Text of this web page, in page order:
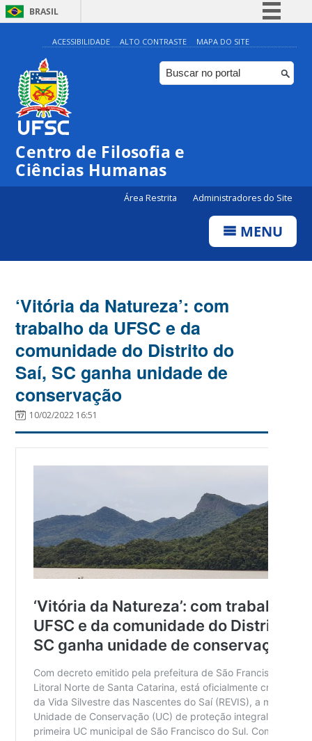
BRASIL
Simplifique!
Comunica BR
Participe
ACESSIBILIDADE ALTO CONTRASTE MAPA DO SITE
Centro de Filosofia e
Ciências Humanas
Área Restrita Administradores do Site
MENU
‘Vitória da Natureza’: com
trabalho da UFSC e da
comunidade do Distrito do
Saí, SC ganha unidade de
conservação
10/02/2022 16:51